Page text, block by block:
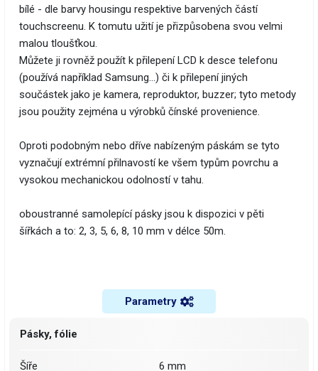
bílé - dle barvy housingu respektive barvených částí
touchscreenu. K tomutu užití je přizpůsobena svou velmi
malou tloušťkou.
Můžete ji rovněž použít k přilepení LCD k desce telefonu
(používá například Samsung…) či k přilepení jiných
součástek jako je kamera, reproduktor, buzzer; tyto metody
jsou použity zejména u výrobků čínské provenience.
Oproti podobným nebo dříve nabízeným páskám se tyto
vyznačují extrémní přilnavostí ke všem typům povrchu a
vysokou mechanickou odolností v tahu.
oboustranné samolepící pásky jsou k dispozici v pěti
šířkách a to: 2, 3, 5, 6, 8, 10 mm v délce 50m.
Parametry
Pásky, fólie
Šíře 6 mm